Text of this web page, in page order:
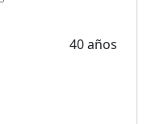
40 años